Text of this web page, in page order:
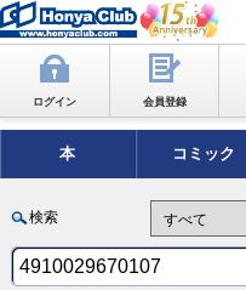
ログイン 会員登録
本 コミック
検索